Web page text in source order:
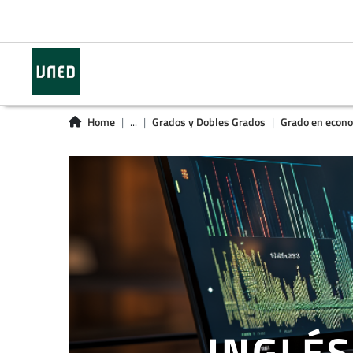
Home ... Grados y Dobles Grados Grado en